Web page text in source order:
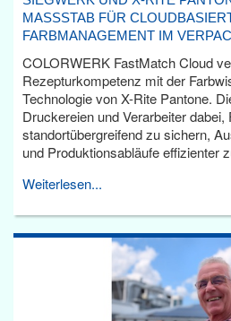
MASSSTAB FÜR
ARBMANAGEMENT IM
COLORWERK FastMatch Cloud
Rezepturkompetenz mit der
Technologie von X-Rite Pantone.
Druckereien und Verarbeiter dabei,
standortübergreifend zu sichern,
und Produktionsabläufe effizienter
Weiterlesen...